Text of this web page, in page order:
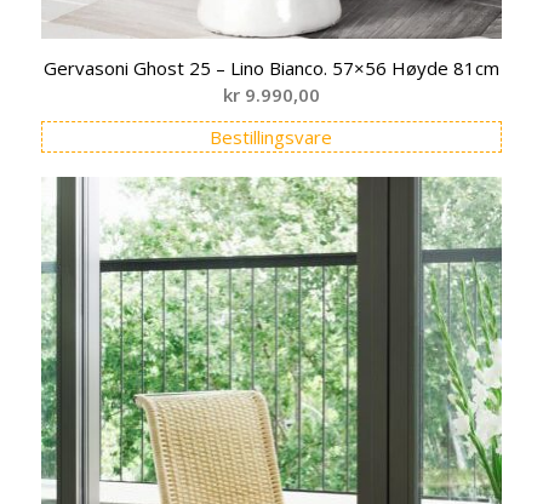
Gervasoni Ghost 25 – Lino Bianco. 57×56 Høyde 81cm
kr9.990,00
Bestillingsvare